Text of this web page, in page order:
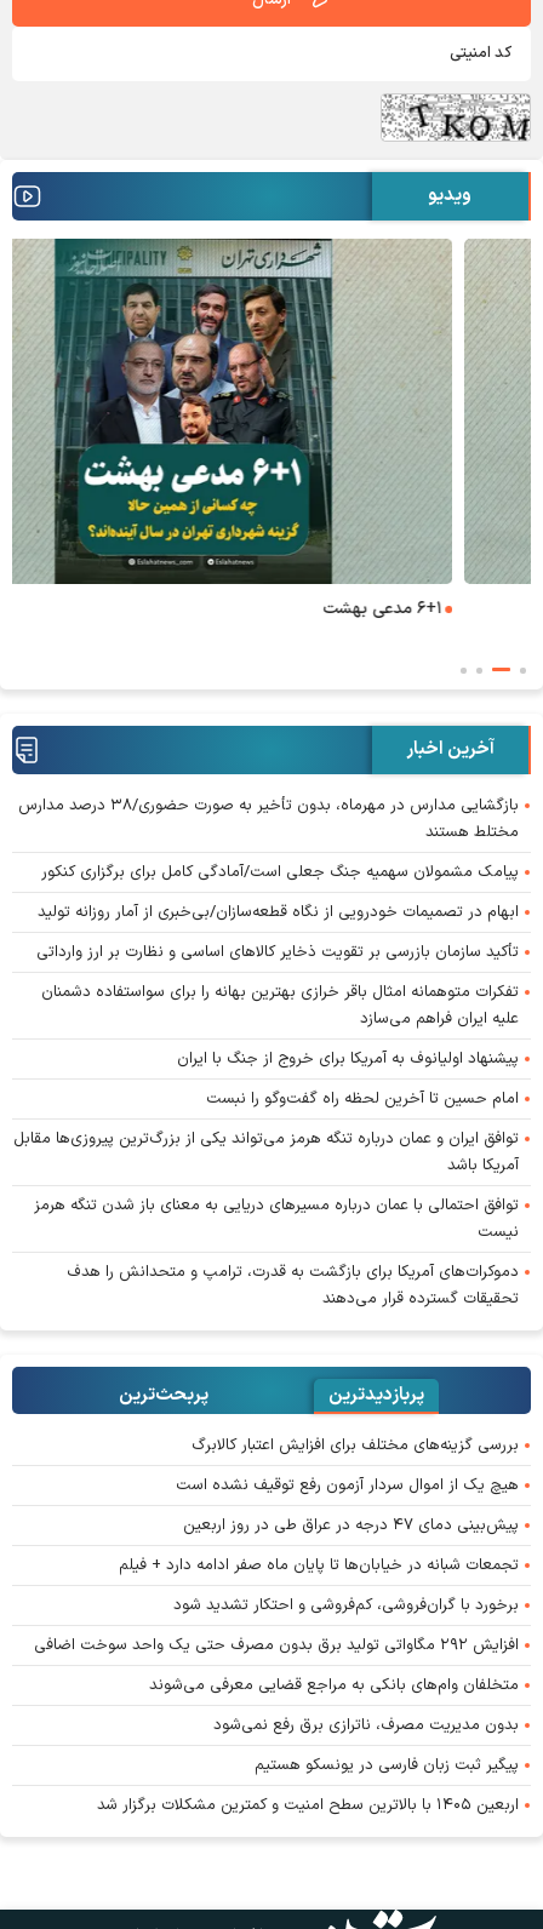
ویدیو
آخرین اخبار
بازگشایی مدارس در مهرماه، بدون تأخیر به صورت حضوری/۳۸ درصد مدارس
مختلط هستند
پیامک مشمولان سهمیه جنگ جعلی است/آمادگی کامل برای برگزاری کنکور
ابهام در تصمیمات خودرویی از نگاه قطعه‌سازان/بی‌خبری از آمار روزانه تولید
تأکید سازمان بازرسی بر تقویت ذخایر کالا‌های اساسی و نظارت بر ارز وارداتی
تفکرات متوهمانه امثال باقر خرازی بهترین بهانه را برای سواستفاده دشمنان
علیه ایران فراهم می‌سازد
پیشنهاد اولیانوف به آمریکا برای خروج از جنگ با ایران
امام حسین تا آخرین لحظه راه گفت‌و‌گو را نبست
توافق ایران و عمان درباره تنگه هرمز می‌تواند یکی از بزرگ‌ترین پیروزی‌ها مقابل
آمریکا باشد
توافق احتمالی با عمان درباره مسیر‌های دریایی به معنای باز شدن تنگه هرمز
نیست
دموکرات‌های آمریکا برای بازگشت به قدرت، ترامپ و متحدانش را هدف
تحقیقات گسترده قرار می‌دهند
پربازدیدترین پربحث‌ترین‌
بررسی گزینه‌های مختلف برای افزایش اعتبار کالابرگ
هیچ یک از اموال سردار آزمون رفع توقیف نشده است
پیش‌بینی دمای ۴۷ درجه در عراق طی در روز اربعین
تجمعات شبانه در خیابان‌ها تا پایان ماه صفر ادامه دارد + فیلم
برخورد با گران‌فروشی، کم‌فروشی و احتکار تشدید شود
افزایش ۲۹۲ مگاواتی تولید برق بدون مصرف حتی یک واحد سوخت اضافی
متخلفان وام‌های بانکی به مراجع قضایی معرفی می‌شوند
بدون مدیریت مصرف، ناترازی برق رفع نمی‌شود
پیگیر ثبت زبان فارسی در یونسکو هستیم
اربعین ۱۴۰۵ با بالاترین سطح امنیت و کمترین مشکلات برگزار شد